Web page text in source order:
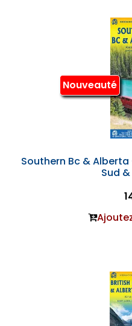
Nouveauté
Southern Bc &
Sud